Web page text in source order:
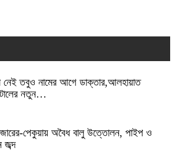
নেই তবুও নামের আগে ডাক্তার,আলহায়াত
নতুন…
পেকুয়ায় অবৈধ বালু উত্তোলন, পাইপ ও
জব্দ